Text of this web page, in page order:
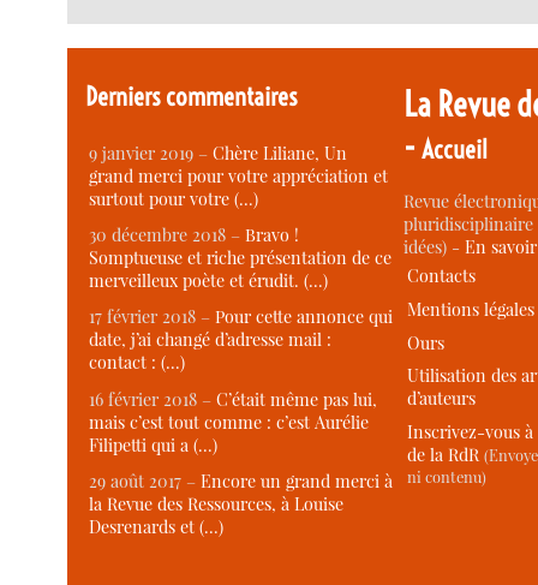
Derniers commentaires
9 janvier 2019 –Chère Liliane, Un
grand merci pour votre appréciation et
surtout pour votre (…)
30 décembre 2018 –Bravo !
Somptueuse et riche présentation de ce
merveilleux poète et érudit. (…)
17 février 2018 –Pour cette annonce qui
date, j’ai changé d’adresse mail :
contact : (…)
16 février 2018 –C’était même pas lui,
mais c’est tout comme : c’est Aurélie
Filipetti qui a (…)
29 août 2017 –Encore un grand merci à
la Revue des Ressources, à Louise
Desrenards et (…)
La Revue
-Accueil
Revue
idées) -En
Contacts
Mentions légales
Ours
Utilisation des
d’auteurs
Inscrivez-vous
de la RdR
ni contenu)